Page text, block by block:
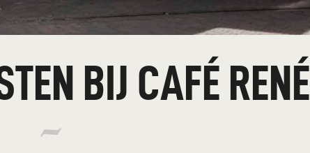
BIJ CAFÉ RENÉ